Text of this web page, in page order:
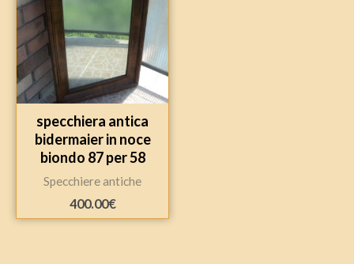
specchiera antica
bidermaier in noce
biondo 87 per 58
Specchiere antiche
400.00€